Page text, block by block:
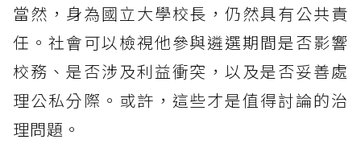
當然，身為國立大學校長，仍然具有公共責
任。社會可以檢視他參與遴選期間是否影響
校務、是否涉及利益衝突，以及是否妥善處
理公私分際。或許，這些才是值得討論的治
理問題。